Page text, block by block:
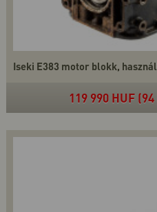
Iseki E383 motor blokk,
119 990 HUF